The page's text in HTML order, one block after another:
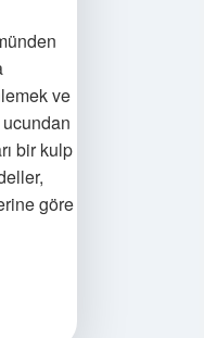
ve
ucundan
bir kulp
göre